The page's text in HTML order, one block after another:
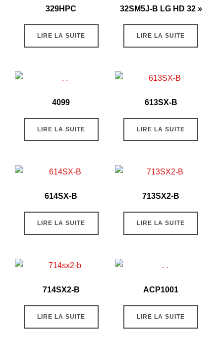
329HPC
LIRE LA SUITE
32SM5J-B LG HD 32 »
LIRE LA SUITE
4099
LIRE LA SUITE
613SX-B
LIRE LA SUITE
614SX-B
LIRE LA SUITE
713SX2-B
LIRE LA SUITE
714SX2-B
LIRE LA SUITE
ACP1001
LIRE LA SUITE